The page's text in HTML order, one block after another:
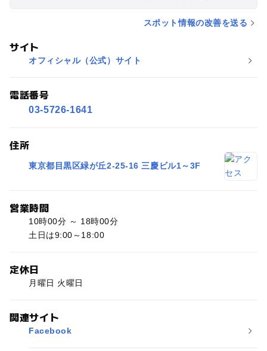
スポット情報の改善を送る
サイト
オフィシャル（公式）サイト
電話番号
03-5726-1641
住所
東京都目黒区緑が丘2-25-16 三慶ビル1～3F
営業時間
10時00分 ～ 18時00分
土日は9:00～18:00
定休日
月曜日 火曜日
関連サイト
Facebook